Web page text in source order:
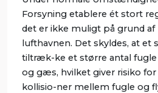
Forsyning etablere ét stort
det er ikke muligt på grund
lufthavnen. Det skyldes, at et
tiltræk-ke et større antal
og gæs, hvilket giver risiko for
kollisio-ner mellem fugle og